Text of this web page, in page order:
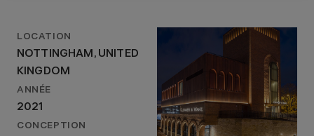
LOCATION
NOTTINGHAM, UNITED
KINGDOM
ANNÉE
2021
CONCEPTION